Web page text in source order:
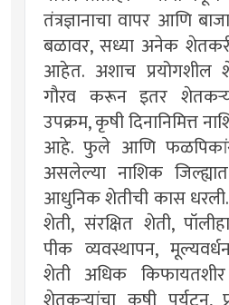
तंत्रज्ञानाचा वापर आणि
बळावर, सध्या अनेक
आहेत. अशाच प्रयोगशील
गौरव करून इतर
उपक्रम, कृषी दिनानिमित्त
आहे. फुले आणि
असलेल्या नाशिक
आधुनिक शेतीची कास
शेती, संरक्षित शेती,
पीक व्यवस्थापन,
शेती अधिक